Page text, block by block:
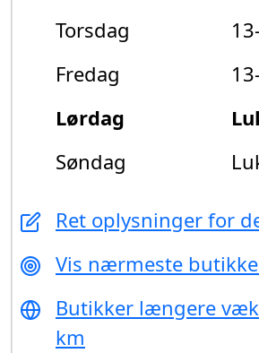
Torsdag
Fredag
Lørdag
Søndag
Ret oplysninger for
Vis nærmeste
Butikker længere
km